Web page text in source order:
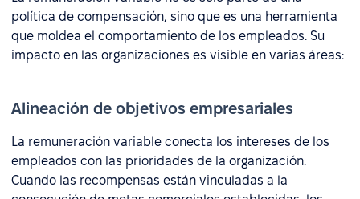
política de compensación, sino que es una herramienta
que moldea el comportamiento de los empleados. Su
impacto en las organizaciones es visible en varias áreas:
Alineación de objetivos empresariales
La remuneración variable conecta los intereses de los
empleados con las prioridades de la organización.
Cuando las recompensas están vinculadas a la